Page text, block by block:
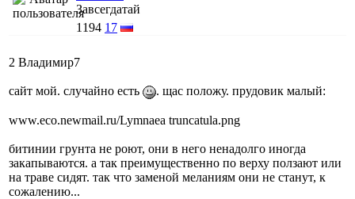
Завсегдатай
1194 17
2 Владимир7
сайт мой. случайно есть . щас положу. прудовик малый:
www.eco.newmail.ru/Lymnaea truncatula.png
битинии грунта не роют, они в него ненадолго иногда
закапываются. а так преимущественно по верху ползают или
на траве сидят. так что заменой меланиям они не станут, к
сожалению...